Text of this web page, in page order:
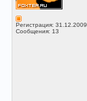
Регистрация: 31.12.2009
Сообщения: 13